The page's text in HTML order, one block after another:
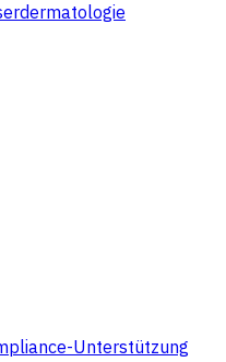
Unterstützung